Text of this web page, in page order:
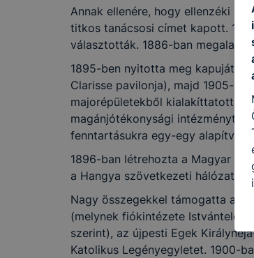
Annak ellenére, hogy ellenzéki
titkos tanácsosi címet kapott.
választották. 1886-ban
1895-ben nyitotta meg kapuját
Clarisse pavilonja), majd 1905-
majorépületekből kialakíttatott
magánjótékonysági intézményt
fenntartásukra egy-egy
1896-ban létrehozta a Magyar
a Hangya szövetkezeti hálózatot.
Nagy összegekkel támogatta a
(melynek fiókintézete Istvántelek
szerint), az újpesti Egek
Katolikus Legényegyletet. 1900-